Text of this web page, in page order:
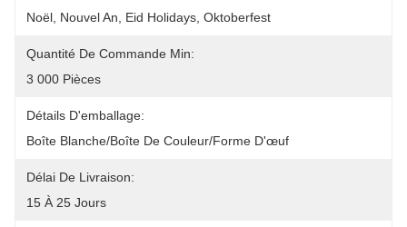
Noël, Nouvel An, Eid Holidays, Oktoberfest
Quantité De Commande Min:
3 000 Pièces
Détails D'emballage:
Boîte Blanche/boîte De Couleur/forme D'œuf
Délai De Livraison:
15 À 25 Jours